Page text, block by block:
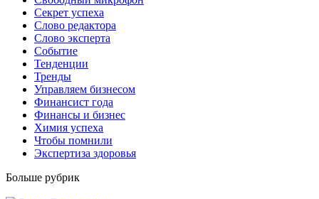
Секрет успеха
Слово редактора
Слово эксперта
Событие
Тенденции
Тренды
Управляем бизнесом
Финансист года
Финансы и бизнес
Химия успеха
Чтобы помнили
Экспертиза здоровья
Больше рубрик